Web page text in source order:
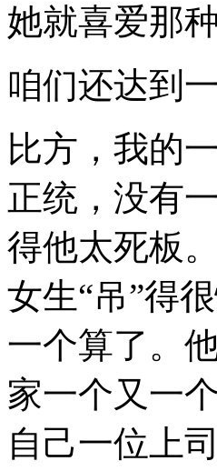
她就喜爱那
咱们还达到
比方，我的
正统，没有
得他太死板
女生“吊”得
一个算了。
家一个又一
自己一位上